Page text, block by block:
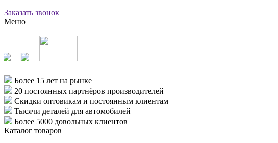
Заказать звонок
Меню
Более 15 лет на рынке
20 постоянных партнёров производителей
Скидки оптовикам и постоянным клиентам
Тысячи деталей для автомобилей
Более 5000 довольных клиентов
Каталог товаров